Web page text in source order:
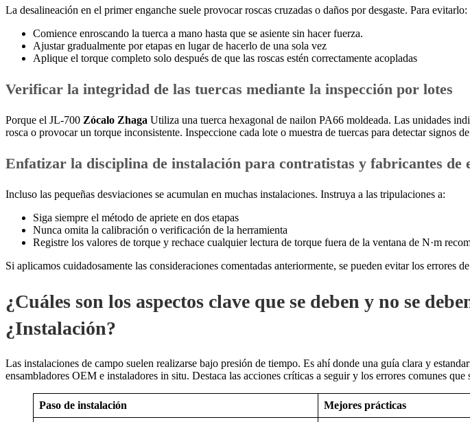
La desalineación en el primer enganche suele provocar roscas cruzadas o daños por desgaste. Para evitarlo:
Comience enroscando la tuerca a mano hasta que se asiente sin hacer fuerza.
Ajustar gradualmente por etapas en lugar de hacerlo de una sola vez
Aplique el torque completo solo después de que las roscas estén correctamente acopladas
Verificar la integridad de las tuercas mediante la inspección por lotes
Porque el JL-700 Zócalo Zhaga Utiliza una tuerca hexagonal de nailon PA66 moldeada. Las unidades
rosca o provocar un torque inconsistente. Inspeccione cada lote o muestra de tuercas para detectar signos
Enfatizar la disciplina de instalación para contratistas y fabricantes de
Incluso las pequeñas desviaciones se acumulan en muchas instalaciones. Instruya a las tripulaciones a:
Siga siempre el método de apriete en dos etapas
Nunca omita la calibración o verificación de la herramienta
Registre los valores de torque y rechace cualquier lectura de torque fuera de la ventana de N·m
Si aplicamos cuidadosamente las consideraciones comentadas anteriormente, se pueden evitar los
¿Cuáles son los aspectos clave que se deben y no se
¿Instalación?
Las instalaciones de campo suelen realizarse bajo presión de tiempo. Es ahí donde una guía clara y
ensambladores OEM e instaladores in situ. Destaca las acciones críticas a seguir y los errores comunes
Paso de instalación Mejores prácticas